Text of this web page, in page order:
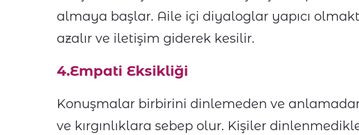
almaya başlar. Aile içi diyaloglar yapıcı
azalır ve iletişim giderek kesilir.
4.Empati Eksikliği
Konuşmalar birbirini dinlemeden ve
ve kırgınlıklara sebep olur. Kişiler